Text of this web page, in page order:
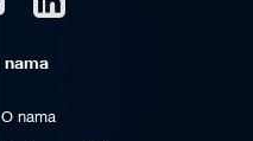
nama
O nama